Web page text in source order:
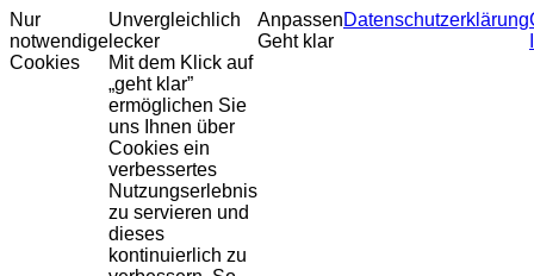
Nur
notwendige
Cookies
Unvergleichlich
lecker
Mit dem Klick auf
„geht klar”
ermöglichen Sie
uns Ihnen über
Cookies ein
verbessertes
Nutzungserlebnis
zu servieren und
dieses
kontinuierlich zu
Anpassen
Geht klar
Datenschutzerklärung